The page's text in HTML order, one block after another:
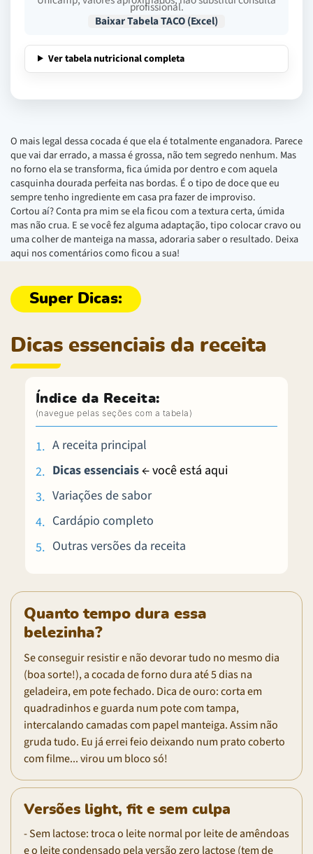
profissional.
Baixar Tabela TACO (Excel)
Ver tabela nutricional completa
O mais legal dessa cocada é que ela é totalmente enganadora. Parece
que vai dar errado, a massa é grossa, não tem segredo nenhum. Mas
no forno ela se transforma, fica úmida por dentro e com aquela
casquinha dourada perfeita nas bordas. É o tipo de doce que eu
sempre tenho ingrediente em casa pra fazer de improviso.
Cortou aí? Conta pra mim se ela ficou com a textura certa, úmida
mas não crua. E se você fez alguma adaptação, tipo colocar cravo ou
uma colher de manteiga na massa, adoraria saber o resultado. Deixa
aqui nos comentários como ficou a sua!
Dicas essenciais da receita
Índice da Receita:
A receita principal
Dicas essenciais← você está aqui
Variações de sabor
Cardápio completo
Outras versões da receita
Quanto tempo dura essa
belezinha?
Se conseguir resistir e não devorar tudo no mesmo dia
(boa sorte!), a cocada de forno dura até 5 dias na
geladeira, em pote fechado. Dica de ouro: corta em
quadradinhos e guarda num pote com tampa,
intercalando camadas com papel manteiga. Assim não
gruda tudo. Eu já errei feio deixando num prato coberto
com filme... virou um bloco só!
Versões light, fit e sem culpa
- Sem lactose: troca o leite normal por leite de amêndoas
e o leite condensado pela versão zero lactose (tem de